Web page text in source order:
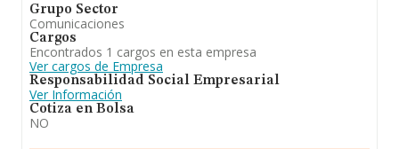
Grupo Sector
Comunicaciones
Cargos
Encontrados 1 cargos en esta empresa
Ver cargos de Empresa
Responsabilidad Social Empresarial
Ver Información
Cotiza en Bolsa
NO